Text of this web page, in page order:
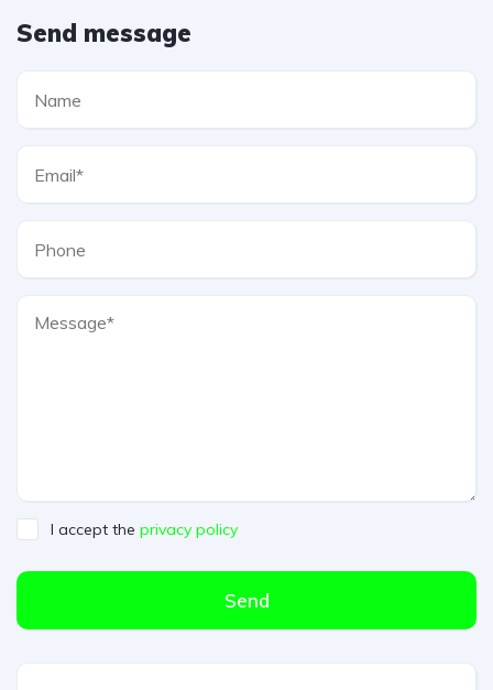
Send message
I accept the privacy policy
Send